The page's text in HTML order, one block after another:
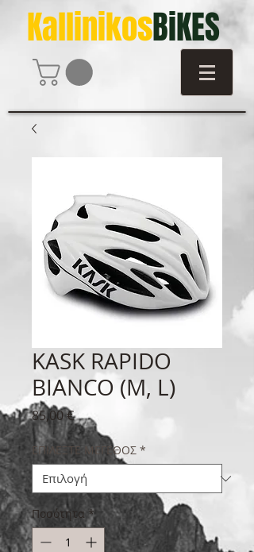
KallinikosBiKES
KASK RAPIDO
BIANCO (M, L)
85,00 €Τιμή
ΕΠΙΛΕΞΤΕ ΜΕΓΕΘΟΣ *
Ποσότητα *